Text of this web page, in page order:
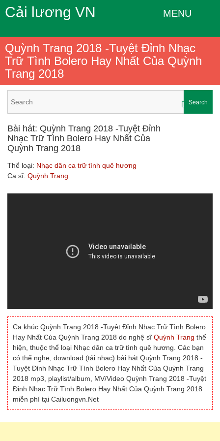
Cải lương VN MENU
Quỳnh Trang 2018 -Tuyệt Đỉnh Nhạc
Trữ Tình Bolero Hay Nhất Của Quỳnh
Trang 2018
Search
Bài hát: Quỳnh Trang 2018 -Tuyệt Đỉnh
Nhạc Trữ Tình Bolero Hay Nhất Của
Quỳnh Trang 2018
Thể loại: Nhạc dân ca trữ tình quê hương
Ca sĩ: Quỳnh Trang
Ca khúc Quỳnh Trang 2018 -Tuyệt Đỉnh Nhạc Trữ Tình Bolero
Hay Nhất Của Quỳnh Trang 2018 do nghệ sĩQuỳnh Trang thể
hiện, thuộc thể loại Nhạc dân ca trữ tình quê hương. Các bạn
có thể nghe, download (tải nhạc) bài hát Quỳnh Trang 2018 -
Tuyệt Đỉnh Nhạc Trữ Tình Bolero Hay Nhất Của Quỳnh Trang
2018 mp3, playlist/album, MV/Video Quỳnh Trang 2018 -Tuyệt
Đỉnh Nhạc Trữ Tình Bolero Hay Nhất Của Quỳnh Trang 2018
miễn phí tại Cailuongvn.Net